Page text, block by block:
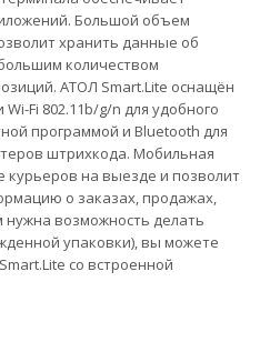
Большой объем
хранить данные об
количеством
АТОЛ Smart.Lite оснащён
Fi 802.11b/g/n для удобного
программой и Bluetooth для
штрихкода. Мобильная
курьеров на выезде и позволит
о заказах, продажах,
нужна возможность делать
упаковки), вы можете
со встроенной